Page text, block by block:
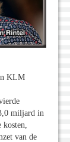
KLM
miljard in
van de